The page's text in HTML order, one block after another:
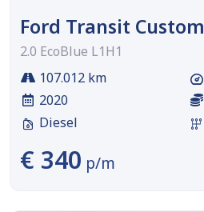
Ford Transit Custom
2.0 EcoBlue L1H1
107.012 km
2020
Diesel
€ 340 p/m